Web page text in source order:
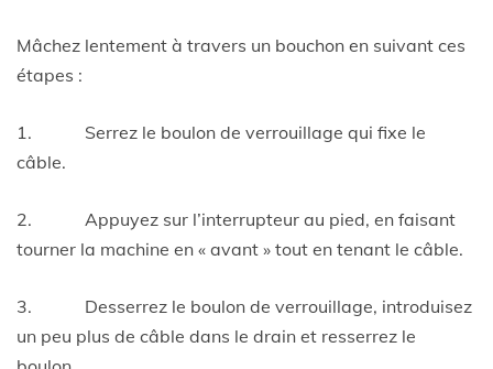
Mâchez lentement à travers un bouchon en suivant ces
étapes :
1. Serrez le boulon de verrouillage qui fixe le
câble.
2. Appuyez sur l’interrupteur au pied, en faisant
tourner la machine en « avant » tout en tenant le câble.
3. Desserrez le boulon de verrouillage, introduisez
un peu plus de câble dans le drain et resserrez le